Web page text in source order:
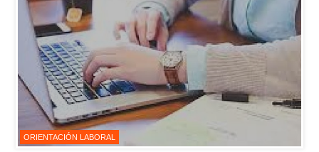
ORIENTACIÓN LABORAL